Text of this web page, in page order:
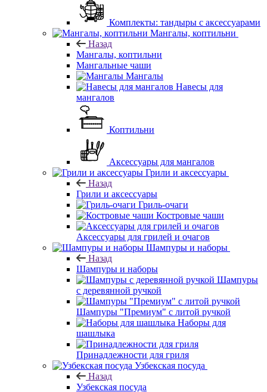
Комплекты: тандыры с аксессуарами
Мангалы, коптильни
Назад
Мангалы, коптильни
Мангальные чаши
Мангалы
Навесы для
мангалов
Коптильни
Аксессуары для мангалов
Грили и аксессуары
Назад
Грили и аксессуары
Гриль-очаги
Костровые чаши
Аксессуары для грилей и очагов
Шампуры и наборы
Назад
Шампуры и наборы
Шампуры
с деревянной ручкой
Шампуры "Премиум" с литой ручкой
Наборы для
шашлыка
Принадлежности для гриля
Узбекская посуда
Назад
Узбекская посуда